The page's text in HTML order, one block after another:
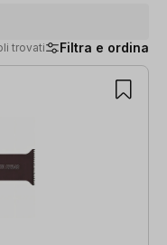
trovati Filtra e ordina